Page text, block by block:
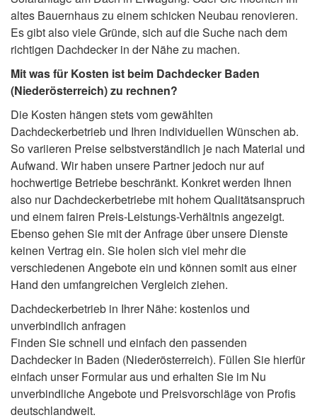
altes Bauernhaus zu einem schicken Neubau renovieren.
Es gibt also viele Gründe, sich auf die Suche nach dem
richtigen Dachdecker in der Nähe zu machen.
Mit was für Kosten ist beim Dachdecker Baden
(Niederösterreich) zu rechnen?
Die Kosten hängen stets vom gewählten
Dachdeckerbetrieb und Ihren individuellen Wünschen ab.
So variieren Preise selbstverständlich je nach Material und
Aufwand. Wir haben unsere Partner jedoch nur auf
hochwertige Betriebe beschränkt. Konkret werden Ihnen
also nur Dachdeckerbetriebe mit hohem Qualitätsanspruch
und einem fairen Preis-Leistungs-Verhältnis angezeigt.
Ebenso gehen Sie mit der Anfrage über unsere Dienste
keinen Vertrag ein. Sie holen sich viel mehr die
verschiedenen Angebote ein und können somit aus einer
Hand den umfangreichen Vergleich ziehen.
Dachdeckerbetrieb in Ihrer Nähe: kostenlos und
unverbindlich anfragen
Finden Sie schnell und einfach den passenden
Dachdecker in Baden (Niederösterreich). Füllen Sie hierfür
einfach unser Formular aus und erhalten Sie im Nu
unverbindliche Angebote und Preisvorschläge von Profis
deutschlandweit.